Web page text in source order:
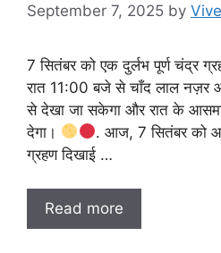
September 7, 2025 by
7 सितंबर को एक दुर्लभ पूर्ण चंद्र
रात 11:00 बजे से चाँद लाल नज़र
से देखा जा सकेगा और रात के
देगा।
. आज, 7 सितंबर को
ग्रहण दिखाई …
Read more